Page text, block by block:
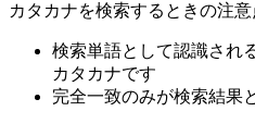
カタカナを検索するときの注意
検索単語として認識され
カタカナです
完全一致のみが検索結果